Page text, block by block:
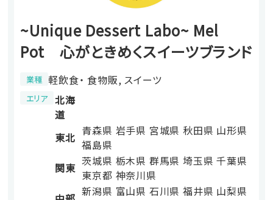
~Unique Dessert Labo~ Mel
Pot ⼼がときめくスイーツブランド
業種 軽飲食・ 食物販, スイーツ
エリア
北海
道
東北 青森県 岩手県 宮城県 秋田県 山形県
福島県
関東 茨城県 栃木県 群馬県 埼玉県 千葉県
東京都 神奈川県
新潟県 富山県 石川県 福井県 山梨県